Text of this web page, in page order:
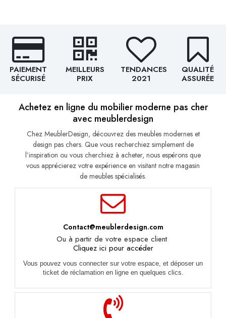
PAIEMENT
SÉCURISÉ
MEILLEURS
PRIX
TENDANCES
2021
QUALITÉ
ASSURÉE
Achetez en ligne du mobilier moderne pas cher
avec meublerdesign
Chez MeublerDesign, découvrez des meubles modernes et
design pas chers. Que vous recherchiez simplement de
l’inspiration ou vous cherchiez à acheter, nous espérons que
vous apprécierez votre expérience en visitant notre magasin
de meubles spécialisés.
Contact@meublerdesign.com
Ou à partir de votre espace client
Cliquez ici pour accéder
Vous pouvez vous connecter sur votre espace, et déposer un
ticket de réclamation en ligne en quelques clics.